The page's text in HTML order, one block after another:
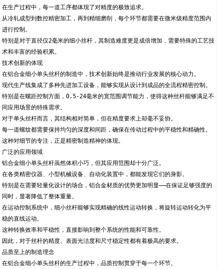
在生产过程中，每一道工序都体现了对精度的极致追求。
从冷轧成型到数控精密加工，再到精细磨削，每个环节都需要在微米级精度范围内
进行控制。
特别是对于直径仅2毫米的细小丝杆，其制造难度更是成倍增加，需要特殊的工艺技
术和丰富的经验积累。
技术创新的体现
在铝合金细小单头丝杆的制造中，技术创新始终是推动行业发展的核心动力。
现代生产线集成了多种先进加工设备，能够实现从设计到成品的全流程精密控制。
特别是在螺距控制方面，0.5-24毫米的宽范围调节能力，使得这种丝杆能够满足不
同应用场景的特殊需求。
对于单头丝杆而言，其结构相对简单，但在精度要求上却毫不妥协。
每一道螺纹都需要保持均匀的深度和间距，确保在传动过程中的平稳性和精确性。
这种对细节的专注，正是精密制造精神的体现。
广泛的应用领域
铝合金细小单头丝杆虽然体积小巧，但其应用范围却十分广泛。
在各类精密仪器、小型机械设备、自动化装置中，都能发现它们的身影。
特别是在需要轻量化设计的场合，铝合金材质的优势更加明显——在保证足够强度的
同时，显著降低了整体重量。
在运动控制系统中，细小丝杆能够实现精确的线性运动转换，将旋转运动转化为平
稳的直线运动。
这种转换效率和平稳性，直接影响到整个系统的性能和可靠性。
因此，对于丝杆的精度、表面光洁度和尺寸稳定性都有着极高的要求。
品质至上的制造理念
在铝合金细小单头丝杆的生产过程中，品质控制贯穿于每一个环节。